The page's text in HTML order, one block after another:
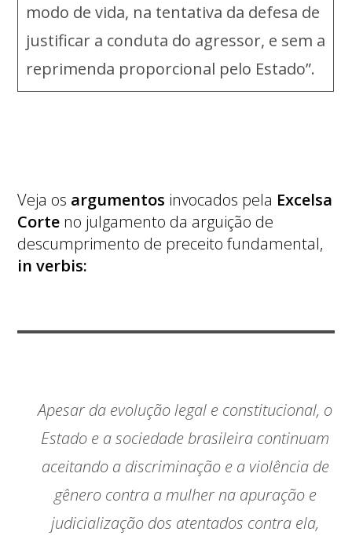
modo de vida, na tentativa da defesa de
justificar a conduta do agressor, e sem a
reprimenda proporcional pelo Estado”.
Veja os argumentos invocados pela Excelsa
Corte no julgamento da arguição de
descumprimento de preceito fundamental,
in verbis:
Apesar da evolução legal e constitucional, o
Estado e a sociedade brasileira continuam
aceitando a discriminação e a violência de
gênero contra a mulher na apuração e
judicialização dos atentados contra ela,